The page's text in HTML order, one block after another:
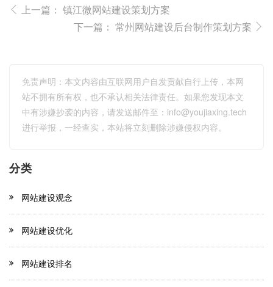
上一篇： 镇江微网站建设策划方案
下一篇： 常州网站建设后台制作策划方案
免责声明：本文内容由互联网用户自发贡献自行上传，本网
站不拥有所有权，也不承认相关法律责任。如果您发现本文
中有涉嫌抄袭的内容，请发送邮件至： info@youjiaxing.tech
进行举报，一经查实，本站将立刻删除涉嫌侵权内容。
分类
网站建设观念
网站建设优化
网站建设排名